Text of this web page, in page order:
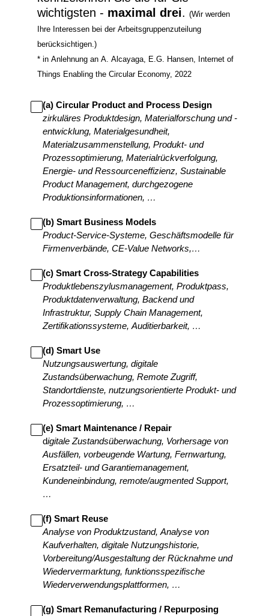
wichtigsten - maximal drei. (Wir werden
Ihre Interessen bei der Arbeitsgruppenzuteilung
berücksichtigen.)
* in Anlehnung an A. Alcayaga, E.G. Hansen, Internet of
Things Enabling the Circular Economy, 2022
(a) Circular Product and Process Design
zirkuläres Produktdesign, Materialforschung und -
entwicklung, Materialgesundheit,
Materialzusammenstellung, Produkt- und
Prozessoptimierung, Materialrückverfolgung,
Energie- und Ressourceneffizienz, Sustainable
Product Management, durchgezogene
Produktionsinformationen, …
(b) Smart Business Models
Product-Service-Systeme, Geschäftsmodelle für
Firmenverbände, CE-Value Networks,…
(c) Smart Cross-Strategy Capabilities
Produktlebenszylusmanagement, Produktpass,
Produktdatenverwaltung, Backend und
Infrastruktur, Supply Chain Management,
Zertifikationssysteme, Auditierbarkeit, …
(d) Smart Use
Nutzungsauswertung, digitale
Zustandsüberwachung, Remote Zugriff,
Standortdienste, nutzungsorientierte Produkt- und
Prozessoptimierung, …
(e) Smart Maintenance / Repair
digitale Zustandsüberwachung, Vorhersage von
Ausfällen, vorbeugende Wartung, Fernwartung,
Ersatzteil- und Garantiemanagement,
Kundeneinbindung, remote/augmented Support,
…
(f) Smart Reuse
Analyse von Produktzustand, Analyse von
Kaufverhalten, digitale Nutzungshistorie,
Vorbereitung/Ausgestaltung der Rücknahme und
Wiedervermarktung, funktionsspezifische
Wiederverwendungsplattformen, …
(g) Smart Remanufacturing / Repurposing